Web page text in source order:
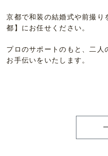
京都で和装の結婚式や前撮
都】にお任せください。
プロのサポートのもと、二人
お手伝いをいたします。